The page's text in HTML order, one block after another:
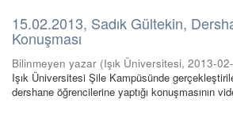
15.02.2013, Sadık Gültekin,
Konuşması
Bilinmeyen yazar (Işık Üniversitesi, 2013-
Işık Üniversitesi Şile Kampüsünde
dershane öğrencilerine yaptığı konuşmasının